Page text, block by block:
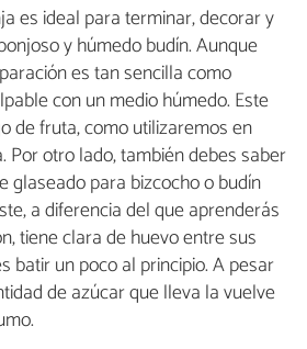
es ideal para terminar, decorar y
y húmedo budín. Aunque
es tan sencilla como
con un medio húmedo. Este
de fruta, como utilizaremos en
Por otro lado, también debes saber
glaseado para bizcocho o budín
a diferencia del que aprenderás
tiene clara de huevo entre sus
batir un poco al principio. A pesar
de azúcar que lleva la vuelve